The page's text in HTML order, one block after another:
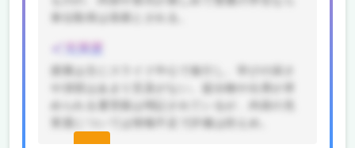
充実度
や演習はあまり言及がない。提出物や出席が求